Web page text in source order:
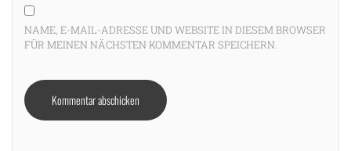
NAME, E-MAIL-ADRESSE UND WEBSITE IN DIESEM BROWSER
FÜR MEINEN NÄCHSTEN KOMMENTAR SPEICHERN.